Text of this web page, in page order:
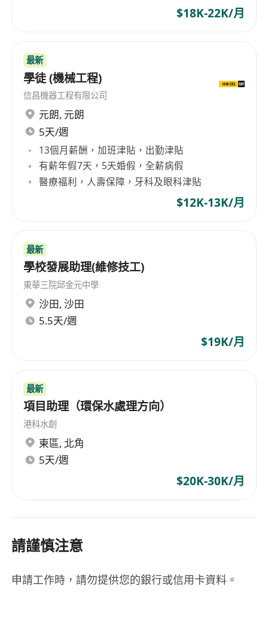
$18K-22K/月
最新
學徒 (機械工程)
信昌機器工程有限公司
元朗, 元朗
5天/週
13個月薪酬，加班津貼，出勤津貼
有薪年假7天，5天婚假，全薪病假
醫療福利，人壽保障，牙科及眼科津貼
$12K-13K/月
最新
學校發展助理(維修技工)
東華三院邱金元中學
沙田, 沙田
5.5天/週
$19K/月
最新
項目助理（環保水處理方向）
港科水創
東區, 北角
5天/週
$20K-30K/月
請謹慎注意
申請工作時，請勿提供您的銀行或信用卡資料。